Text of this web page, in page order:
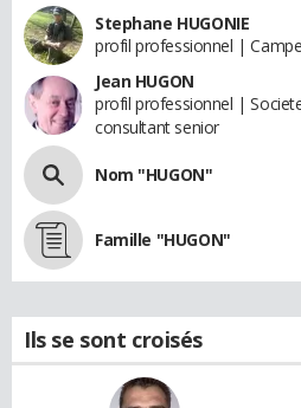
Stephane HUGONIE
profil professionnel |
Jean HUGON
profil professionnel |
consultant senior
Nom "HUGON"
Famille "HUGON"
Ils se sont croisés